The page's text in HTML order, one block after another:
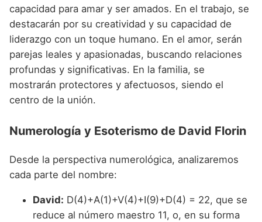
capacidad para amar y ser amados. En el trabajo, se
destacarán por su creatividad y su capacidad de
liderazgo con un toque humano. En el amor, serán
parejas leales y apasionadas, buscando relaciones
profundas y significativas. En la familia, se
mostrarán protectores y afectuosos, siendo el
centro de la unión.
Numerología y Esoterismo de David Florin
Desde la perspectiva numerológica, analizaremos
cada parte del nombre:
David: D(4)+A(1)+V(4)+I(9)+D(4) = 22, que se
reduce al número maestro 11, o, en su forma